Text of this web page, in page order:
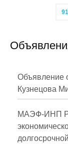
91
Объявление
Кузнецова
МАЭФ-ИНП